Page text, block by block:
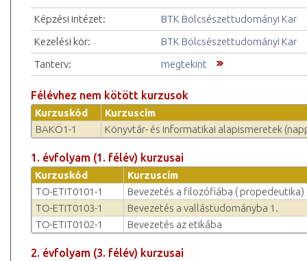
Képzési intézet:
BTK Bölcsészettudományi Kar
Kezelési kör:
BTK Bölcsészettudományi Kar
Tanterv:
megtekint
Félévhez nem kötött kurzusok
Kurzuskód
Kurzuscím
BAKÖ1-1
Könyvtár- és informatikai alapismeretek
1. évfolyam (1. félév) kurzusai
Kurzuskód
Kurzuscím
TO-ETIT0101-1
Bevezetés a filozófiába ( propedeutika)
TO-ETIT0103-1
Bevezetés a vallástudományba 1.
TO-ETIT0102-1
Bevezetés az etikába
2. évfolyam (3. félév) kurzusai